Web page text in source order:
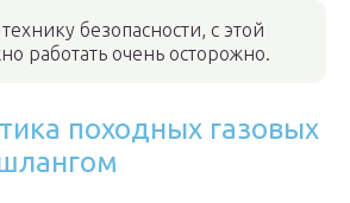
безопасности, с этой
работать очень осторожно.
походных газовых